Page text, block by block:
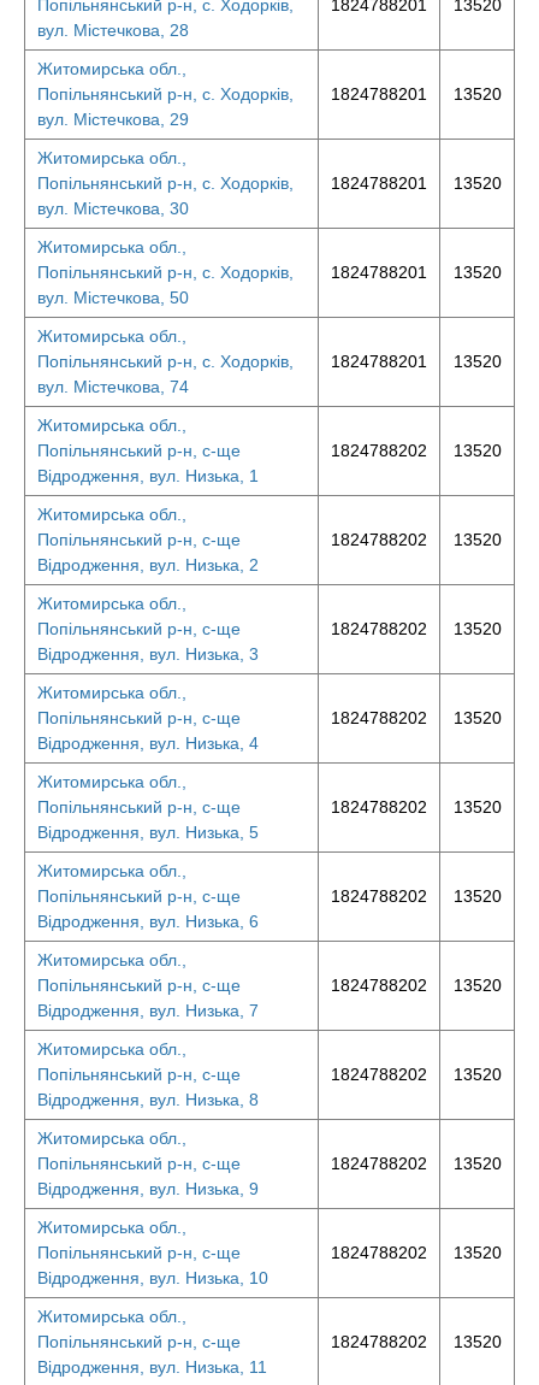
Попільнянський р-н, с. Ходорків,
вул. Містечкова, 28
1824788201 13520
Житомирська обл.,
Попільнянський р-н, с. Ходорків,
вул. Містечкова, 29
1824788201 13520
Житомирська обл.,
Попільнянський р-н, с. Ходорків,
вул. Містечкова, 30
1824788201 13520
Житомирська обл.,
Попільнянський р-н, с. Ходорків,
вул. Містечкова, 50
1824788201 13520
Житомирська обл.,
Попільнянський р-н, с. Ходорків,
вул. Містечкова, 74
1824788201 13520
Житомирська обл.,
Попільнянський р-н, с-ще
Відродження, вул. Низька, 1
1824788202 13520
Житомирська обл.,
Попільнянський р-н, с-ще
Відродження, вул. Низька, 2
1824788202 13520
Житомирська обл.,
Попільнянський р-н, с-ще
Відродження, вул. Низька, 3
1824788202 13520
Житомирська обл.,
Попільнянський р-н, с-ще
Відродження, вул. Низька, 4
1824788202 13520
Житомирська обл.,
Попільнянський р-н, с-ще
Відродження, вул. Низька, 5
1824788202 13520
Житомирська обл.,
Попільнянський р-н, с-ще
Відродження, вул. Низька, 6
1824788202 13520
Житомирська обл.,
Попільнянський р-н, с-ще
Відродження, вул. Низька, 7
1824788202 13520
Житомирська обл.,
Попільнянський р-н, с-ще
Відродження, вул. Низька, 8
1824788202 13520
Житомирська обл.,
Попільнянський р-н, с-ще
Відродження, вул. Низька, 9
1824788202 13520
Житомирська обл.,
Попільнянський р-н, с-ще
Відродження, вул. Низька, 10
1824788202 13520
Житомирська обл.,
Попільнянський р-н, с-ще
Відродження, вул. Низька, 11
1824788202 13520